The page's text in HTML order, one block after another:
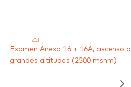
Examen Anexo 16 + 16A, ascenso a
grandes altitudes (2500 msnm)